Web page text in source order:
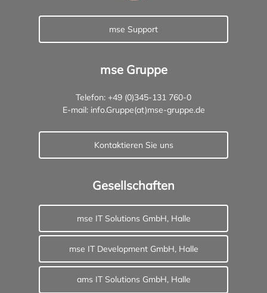
mse Support
mse Gruppe
Telefon: +49 (0)345-131 760-0
E-mail: info.Gruppe(at)mse-gruppe.de
Kontaktieren Sie uns
Gesellschaften
mse IT Solutions GmbH, Halle
mse IT Development GmbH, Halle
ams IT Solutions GmbH, Halle